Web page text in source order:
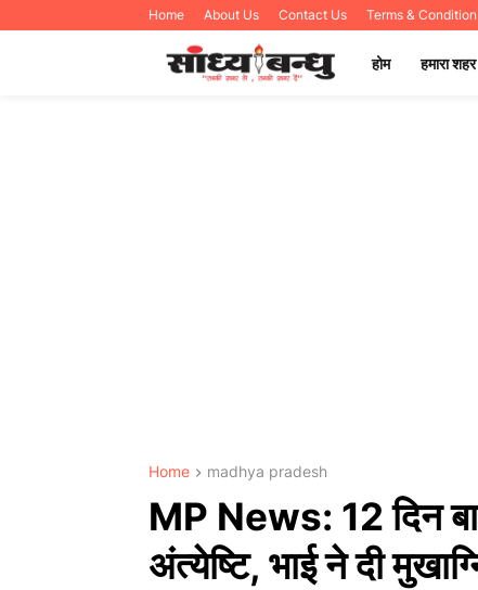
Home About Us Contact Us Terms & Condition
होम हमारा शहर
Home madhya pradesh
MP News: 12 दिन
अंत्येष्टि, भाई ने दी